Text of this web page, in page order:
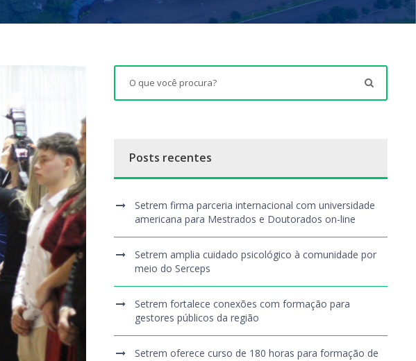
Posts recentes
Setrem firma parceria internacional com universidade
americana para Mestrados e Doutorados on-line
Setrem amplia cuidado psicológico à comunidade por
meio do Serceps
Setrem fortalece conexões com formação para
gestores públicos da região
Setrem oferece curso de 180 horas para formação de